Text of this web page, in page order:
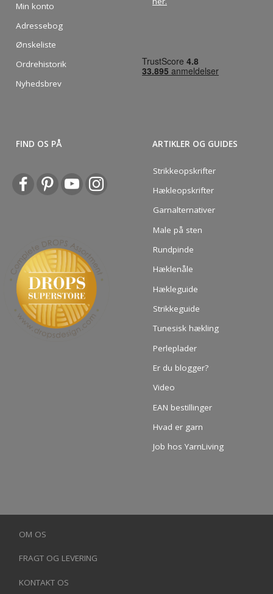
Min konto
Adressebog
Ønskeliste
Ordrehistorik
Nyhedsbrev
FIND OS PÅ ARTIKLER OG GUIDES
Strikkeopskrifter
Hækleopskrifter
Garnalternativer
Male på sten
Rundpinde
Hæklenåle
Hækleguide
Strikkeguide
Tunesisk hækling
Perleplader
Er du blogger?
Video
EAN bestillinger
Hvad er garn
Job hos YarnLiving
OM OS
FRAGT OG LEVERING
KONTAKT OS